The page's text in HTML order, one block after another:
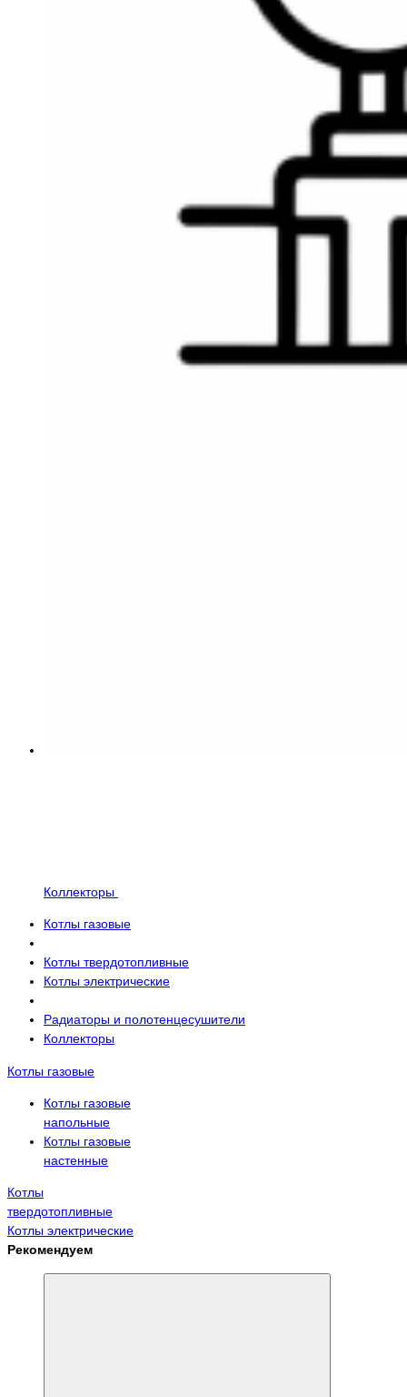
Коллекторы
Котлы газовые
Котлы твердотопливные
Котлы электрические
Радиаторы и полотенцесушители
Коллекторы
Котлы газовые
Котлы газовые
напольные
Котлы газовые
настенные
Котлы
твердотопливные
Котлы электрические
Рекомендуем